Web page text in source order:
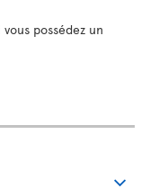
possédez un